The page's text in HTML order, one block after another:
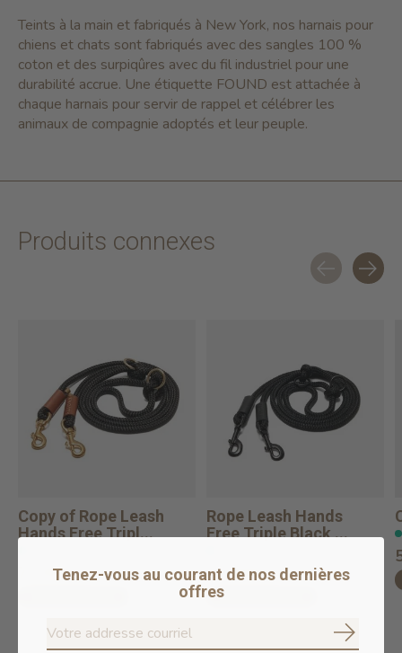
Teints à la main et fabriqués à New York, nos harnais pour
chiens et chats sont fabriqués avec des sangles 100 %
coton et des surpiqûres avec du fil industriel pour une
durabilité accrue. Une étiquette FOUND est attachée à
chaque harnais pour servir de rappel et célébrer les
animaux de compagnie adoptés et leur peuple.
Produits connexes
Copy of Rope Leash
Hands Free Tripl...
75,99$CA
Rope Leash Hands
Free Triple Black ...
75,99$CA
Ajouter au panier
Tenez-vous au courant de nos dernières
offres